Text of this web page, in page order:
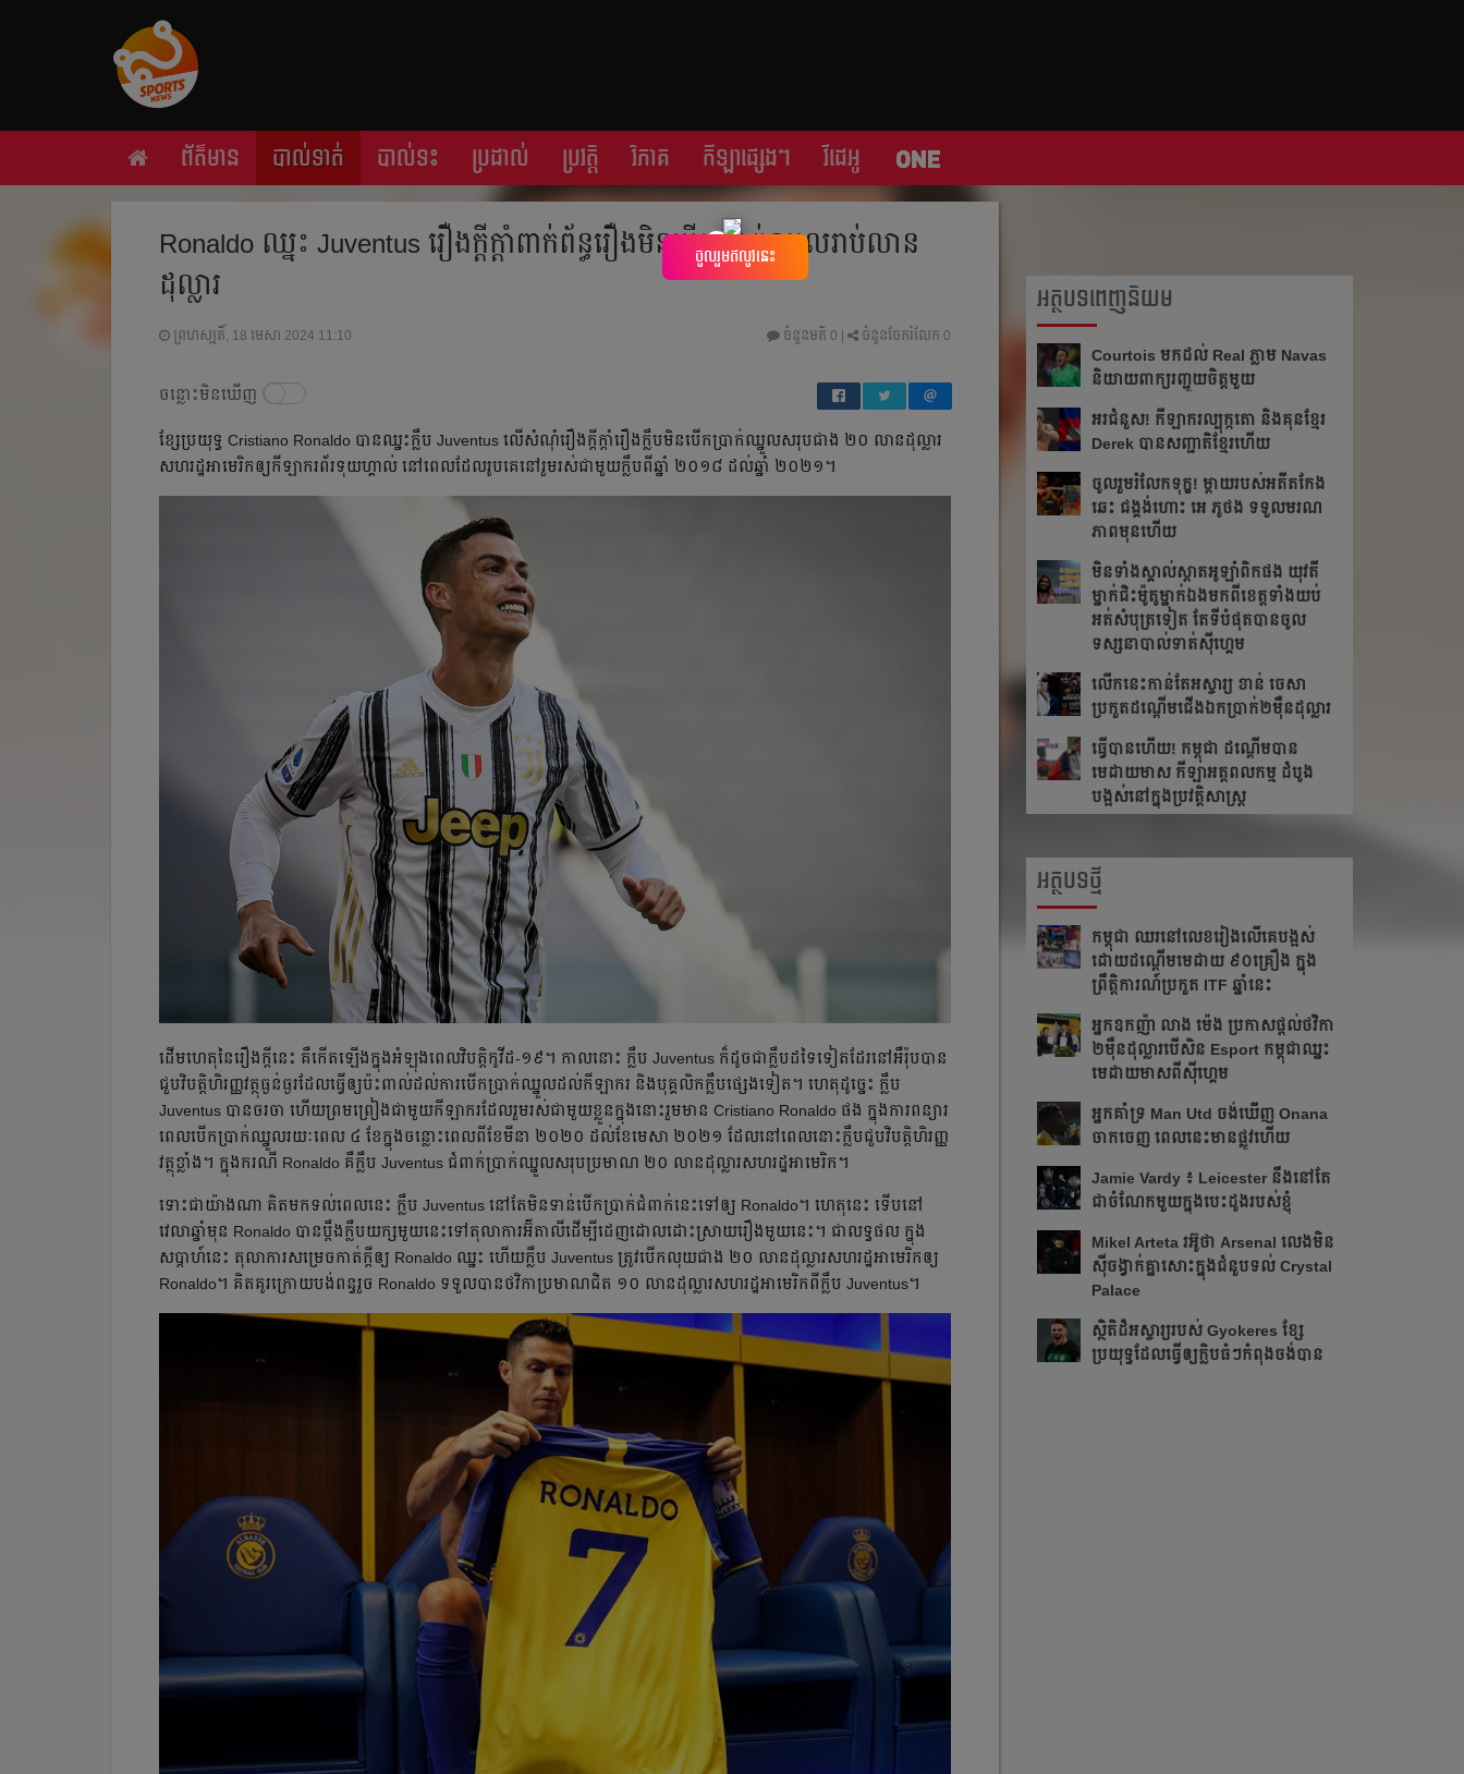
ព័ត៌មាន បាល់ទាត់ បាល់ទះ ប្រដាល់ ប្រវត្តិ​​ វិភាគ កីឡា​ផ្សេង​ៗ វីដេអូ
Ronaldo ឈ្នះ​ Juventus រឿង​ក្ដី​ក្ដាំ​ពាក់ព័ន្ធ​រឿង​មិន​បើក​ប្រាក់​ឈ្នួល​រាប់លាន​
ដុល្លារ
ព្រហស្បតិ៍, 18 មេសា 2024 11:10 ចំនួនមតិ 0 ចំនួនចែករំលែក 0
ចន្លោះមិនឃើញ
ខ្សែ​ប្រយុទ្ធ Cristiano Ronaldo បាន​ឈ្នះ​ក្លឹប Juventus លើ​សំណុំ​រឿង​ក្ដី​ក្ដាំ​រឿង​ក្លឹប​មិន​បើក​ប្រាក់​ឈ្នួល​សរុប​ជាង ២០ លាន​ដុល្លារ​
សហរដ្ឋអាមេរិក​ឲ្យ​កីឡាករ​ព័រទុយហ្គាល់ នៅ​ពេល​ដែល​រូប​គេ​នៅ​រួម​រស់​ជាមួយ​ក្លឹប​ពី​ឆ្នាំ ២០១៨ ដល់​ឆ្នាំ ២០២១។
ដើម​ហេតុ​​នៃ​រឿង​ក្ដី​នេះ គឺ​កើត​ឡើង​ក្នុង​អំឡុង​ពេល​វិបត្តិ​កូវីដ-១៩។ កាល​នោះ​ ក្លឹប Juventus ក៏​ដូច​ជា​ក្លឹប​ដទៃ​ទៀត​ដែរ​នៅ​អឺរ៉ុប​បាន​
ជួប​វិបត្តិ​ហិរញ្ញវត្ថុ​ធ្ងន់ធ្ងរ​ដែល​ធ្វើ​ឲ្យ​ប៉ះពាល់​ដល់​ការ​បើក​ប្រាក់​ឈ្នួល​ដល់​កីឡាករ​ និង​បុគ្គលិក​ក្លឹប​ផ្សេង​ទៀត។ ហេតុ​ដូច្នេះ ក្លឹប
Juventus បាន​ចរចា ហើយ​ព្រម​ព្រៀង​ជាមួយ​កីឡាករ​ដែល​រួម​រស់​ជាមួយ​ខ្លួន​ក្នុង​នោះ​រួម​មាន Cristiano Ronaldo ផង ក្នុង​ការ​ពន្យារ​
ពេល​បើក​ប្រាក់​ឈ្នួល​រយៈ​ពេល ៤ ខែ​ក្នុង​ចន្លោះ​ពេល​ពី​ខែ​មីនា ២០២០ ដល់​ខែ​មេសា ២០២១ ដែល​នៅ​ពេល​នោះ​ក្លឹប​ជួប​វិបត្តិ​ហិរញ្ញ
វត្ថុ​ខ្លាំង។ ក្នុង​ករណី​ Ronaldo គឺ​ក្លឹប​ Juventus ជំពាក់​ប្រាក់​ឈ្នួល​សរុប​ប្រមាណ ២០ លាន​ដុល្លារ​សហរដ្ឋអាមេរិក។
ទោះ​ជា​យ៉ាង​ណា គិត​មក​ទល់​ពេល​នេះ ក្លឹប​ Juventus នៅ​តែ​មិន​ទាន់​បើក​ប្រាក់​ជំពាក់​នេះ​ទៅ​ឲ្យ Ronaldo។ ហេតុ​នេះ ទើប​នៅ​
វេលា​ឆ្នាំ​មុន Ronaldo បាន​ប្ដឹង​ក្លឹប​យក្ស​មួយ​នេះ​ទៅ​តុលាការ​អ៊ីតាលី​ដើម្បី​ដេញ​ដោល​ដោះ​ស្រាយ​រឿង​មួយ​នេះ។​ ជា​លទ្ធផល ក្នុង​
សប្ដាហ៍​នេះ តុលាការ​សម្រេច​កាត់​ក្ដី​ឲ្យ​ Ronaldo ឈ្នះ ហើយ​ក្លឹប Juventus ត្រូវ​បើក​លុយ​ជាង ២០ លាន​ដុល្លារ​សហរដ្ឋអាមេរិក​ឲ្យ
Ronaldo។ គិត​គូរ​ក្រោយ​បង់​ពន្ធ​រួច Ronaldo ទទួល​បាន​ថវិកា​ប្រមាណ​ជិត ១០ លាន​ដុល្លារ​សហរដ្ឋអាមេរិក​ពី​ក្លឹប​ Juventus។
អត្ថបទពេញនិយម
Courtois មក​ដល់​ Real ភ្លាម​​ Navas
និយាយ​ពាក្យ​រញ្ជួយ​ចិត្ត​មួយ​
អរ​ជំនួស!​ កីឡាករ​ល្បុក្កតោ​ និង​គុន​ខ្មែរ​
Derek​ បាន​សញ្ជាតិ​ខ្មែរ​ហើយ​
ចូលរួម​រំលែក​ទុក្ខ​! ម្ដាយ​របស់​អតីត​កែង​
ឆេះ​ ជង្គង់​ហោះ​ អេ​ ភូថង​ ទទួល​មរណ
ភាព​មុន​ហើយ
មិនទាំងស្គាល់ស្តាតអូឡាំពិកផង យុវតី
ម្នាក់ជិះម៉ូតូម្នាក់ឯងមកពីខេត្ត​ទាំង​យប់
អត់សំបុត្រទៀត តែ​ទី​បំផុត​បាន​ចូល​
ទស្សនា​បាល់ទាត់ស៊ីហ្គេម
លើក​នេះ​កាន់​តែ​អស្ចារ្យ ខាន់ ចេសា
ប្រកួត​ដណ្តើម​ជើង​ឯកប្រាក់២ម៉ឺនដុល្លារ​
ធ្វើបានហើយ! កម្ពុជា ដណ្តើមបាន
មេដាយមាស កីឡាអត្តពលកម្ម ដំបូង
បង្អស់នៅក្នុងប្រវត្តិសាស្រ្ត
អត្ថបទថ្មី
កម្ពុជា​ ឈរនៅលេខរៀងលើគេបង្អស់​
ដោយដណ្ដើមមេដាយ​ ៩០គ្រឿង ក្នុង
ព្រឹត្ដិការណ៍ប្រកួត ITF​ ឆ្នាំនេះ
អ្នក​ឧកញ៉ា លាង ម៉េង ​ប្រកាស​ផ្ដល់​ថវិកា​
២​ម៉ឺន​ដុល្លារ​បើ​សិន​​ Esport កម្ពុជា​​ឈ្នះ​​
មេដាយ​មាស​ពី​ស៊ីហ្គេម​
អ្នក​គាំទ្រ Man Utd ចង់​ឃើញ Onana
ចាកចេញ​ ពេលនេះ​មាន​ផ្លូវ​ហើយ​​
Jamie Vardy ៖ Leicester នឹង​នៅ​តែ​
ជា​ចំណែក​មួយ​ក្នុង​បេះដូង​របស់​ខ្ញុំ​
Mikel Arteta ​រអ៊ូ​ថា​​ Arsenal លេង​មិន​
ស៊ី​ចង្វាក់​គ្នា​​សោះ​ក្នុង​ជំនួប​ទល់ Crystal
Palace
​ស្ថិតិ​ដ៏​អស្ចារ្យ​​របស់ Gyokeres ខ្សែ​
ប្រយុទ្ធ​ដែល​​ធ្វើ​ឲ្យ​ក្លិប​ធំៗ​កំពុង​ចង់បាន​
×
ចូលរួមឥលូវនេះ